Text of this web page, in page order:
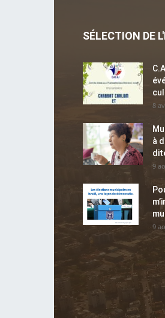
SÉLECTION DE
8
à
9
9